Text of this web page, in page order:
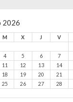
2026
M X J V
4 5 6 7
11 12 13 14
18 19 20 21
25 26 27 28